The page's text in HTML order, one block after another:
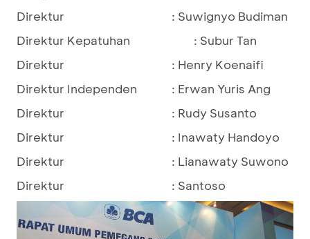
Direktur
: Suwignyo Budiman
Direktur Kepatuhan
: Subur Tan
Direktur
: Henry Koenaifi
Direktur Independen
: Erwan Yuris Ang
Direktur
: Rudy Susanto
Direktur
: Inawaty Handoyo
Direktur
: Lianawaty Suwono
Direktur
: Santoso